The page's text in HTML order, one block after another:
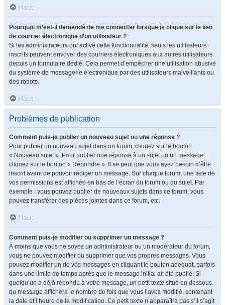
Haut
Pourquoi m’est-il demandé de me connecter lorsque je clique sur le lien
de courrier électronique d’un utilisateur ?
Si les administrateurs ont activé cette fonctionnalité, seuls les utilisateurs
inscrits peuvent envoyer des courriers électroniques aux autres utilisateurs
depuis un formulaire dédié. Cela permet d’empêcher une utilisation abusive
du système de messagerie électronique par des utilisateurs malveillants ou
des robots.
Haut
Problèmes de publication
Comment puis-je publier un nouveau sujet ou une réponse ?
Pour publier un nouveau sujet dans un forum, cliquez sur le bouton
« Nouveau sujet ». Pour publier une réponse à un sujet ou un message,
cliquez sur le bouton « Répondre ». Il se peut que vous ayez besoin d’être
inscrit avant de pouvoir rédiger un message. Sur chaque forum, une liste de
vos permissions est affichée en bas de l’écran du forum ou du sujet. Par
exemple : vous pouvez publier de nouveaux sujets dans ce forum, vous
pouvez transférer des pièces jointes dans ce forum, etc.
Haut
Comment puis-je modifier ou supprimer un message ?
À moins que vous ne soyez un administrateur ou un modérateur du forum,
vous ne pouvez modifier ou supprimer que vos propres messages. Vous
pouvez modifier un de vos messages en cliquant le bouton adéquat, parfois
dans une limite de temps après que le message initial ait été publié. Si
quelqu’un a déjà répondu à votre message, un petit texte situé en dessous
du message affichera le nombre de fois que vous l’avez modifié, contenant
la date et l’heure de la modification. Ce petit texte n’apparaîtra pas s’il s’agit